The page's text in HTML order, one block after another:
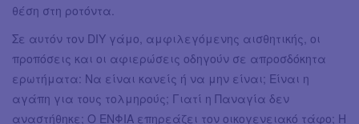
θέση στη ροτόντα.
Σε αυτόν τον DIY γάμο, αμφιλεγόμενης αισθητικής, οι
προπόσεις και οι αφιερώσεις οδηγούν σε απροσδόκητα
ερωτήματα: Να είναι κανείς ή να μην είναι; Είναι η
αγάπη για τους τολμηρούς; Γιατί η Παναγία δεν
αναστήθηκε; Ο ΕΝΦΙΑ επηρεάζει τον οικογενειακό τάφο; Η